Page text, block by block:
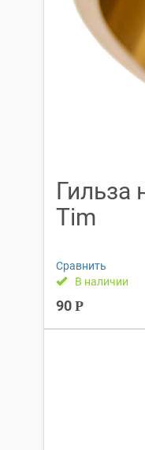
Гильза
Tim
Сравнить
В наличии
90 Р